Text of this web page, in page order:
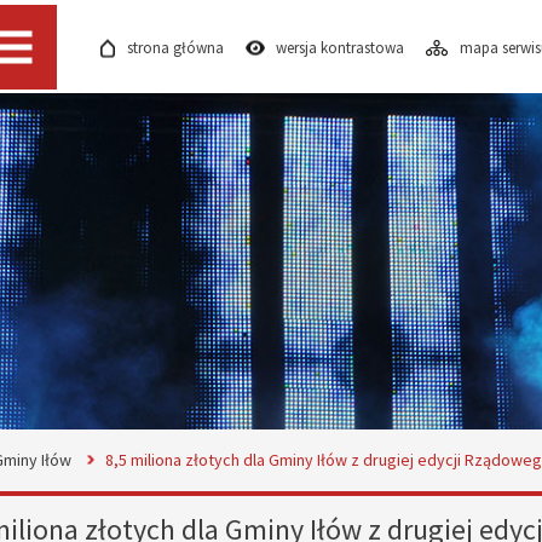
Menu strona główna wersja kontrastowa mapa
Iłów 8,5 miliona złotych dla Gminy Iłów z drugiej edycji
złotych dla Gminy Iłów z drugiej